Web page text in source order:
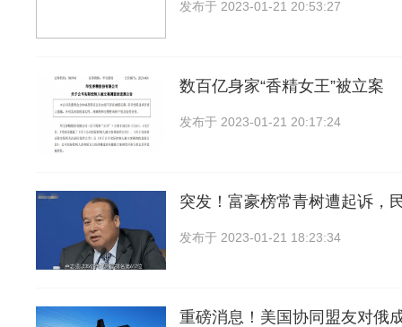
发布于 2023-01-21 20:53:27
数百亿身家“香精女王”被立案
发布于 2023-01-21 20:17:24
突发！富豪榜常青树遭起诉，
发布于 2023-01-21 18:23:34
重磅消息！美国协同盟友对俄